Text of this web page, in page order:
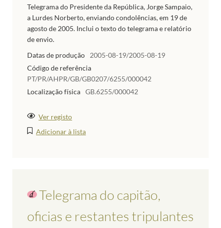
Telegrama do Presidente da República, Jorge Sampaio,
a Lurdes Norberto, enviando condolências, em 19 de
agosto de 2005. Inclui o texto do telegrama e relatório
de envio.
Datas de produção
2005-08-19/2005-08-19
Código de referência
PT/PR/AHPR/GB/GB0207/6255/000042
Localização física GB.6255/000042
Ver registo
Adicionar à lista
Telegrama do capitão,
oficias e restantes tripulantes